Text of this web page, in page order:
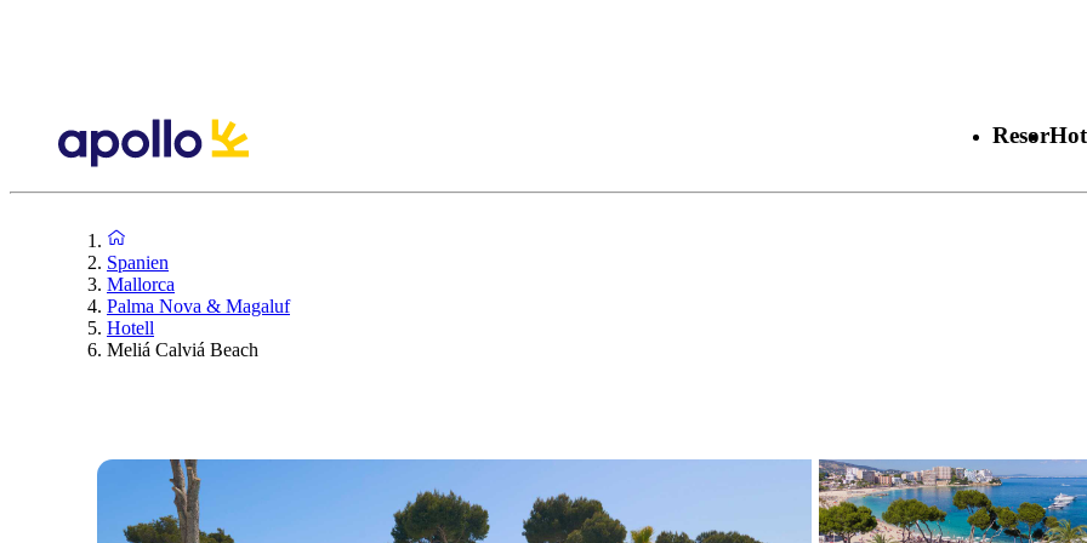
Resor
Spanien
Mallorca
Palma Nova & Magaluf
Hotell
Meliá Calviá Beach